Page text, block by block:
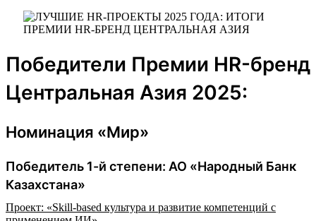
Победители Премии HR-бренд
Центральная Азия 2025:
Номинация «Мир»
Победитель 1-й степени: АО «Народный Банк
Казахстана»
Проект: «Skill-based культура и развитие компетенций с